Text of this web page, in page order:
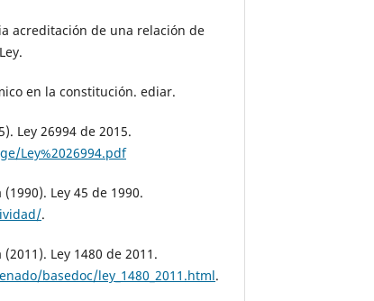
acreditación de una relación de
en la constitución. ediar.
Ley 26994 de 2015.
Ley%2026994.pdf
Ley 45 de 1990.
.
Ley 1480 de 2011.
basedoc/ley_1480_2011.html.